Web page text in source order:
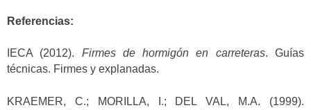
Referencias:
IECA (2012). Firmes de hormigón en carreteras. Guías
técnicas. Firmes y explanadas.
KRAEMER, C.; MORILLA, I.; DEL VAL, M.A. (1999).